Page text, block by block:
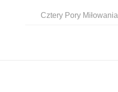
Cztery Pory Miłowania